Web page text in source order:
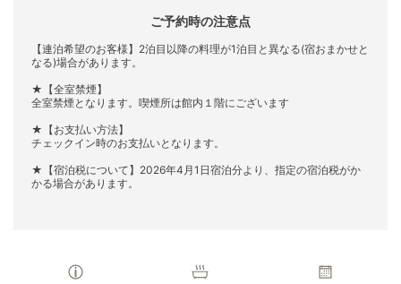
ご予約時の注意点
【連泊希望のお客様】2泊目以降の料理が1泊目と異なる(宿おまかせと
なる)場合があります。
★【全室禁煙】
全室禁煙となります。喫煙所は館内１階にございます
★【お支払い方法】
チェックイン時のお支払いとなります。
★【宿泊税について】2026年4月1日宿泊分より、指定の宿泊税がか
かる場合があります。